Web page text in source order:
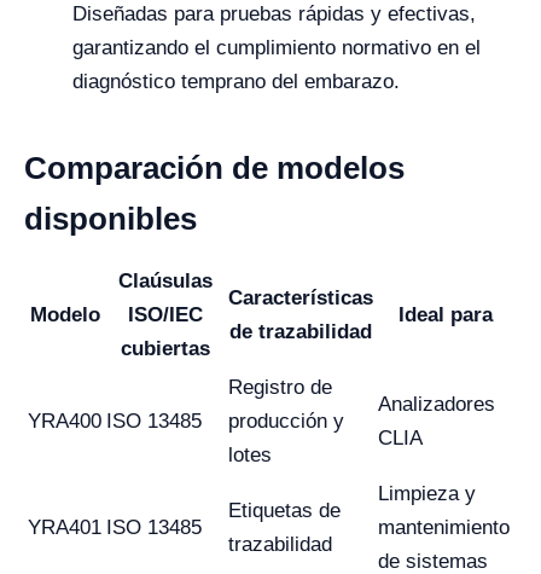
Diseñadas para pruebas rápidas y efectivas,
garantizando el cumplimiento normativo en el
diagnóstico temprano del embarazo.
Comparación de modelos
disponibles
Modelo
Claúsulas
ISO/IEC
cubiertas
Características
de trazabilidad
Ideal para
YRA400 ISO 13485
Registro de
producción y
lotes
Analizadores
CLIA
YRA401 ISO 13485
Etiquetas de
trazabilidad
Limpieza y
mantenimiento
de sistemas